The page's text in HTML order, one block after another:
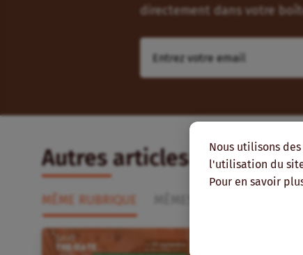
Nous utilisons
l'utilisation du
Pour en savoir
directement dans votre
Autres articles qui
MÊME RUBRIQUE